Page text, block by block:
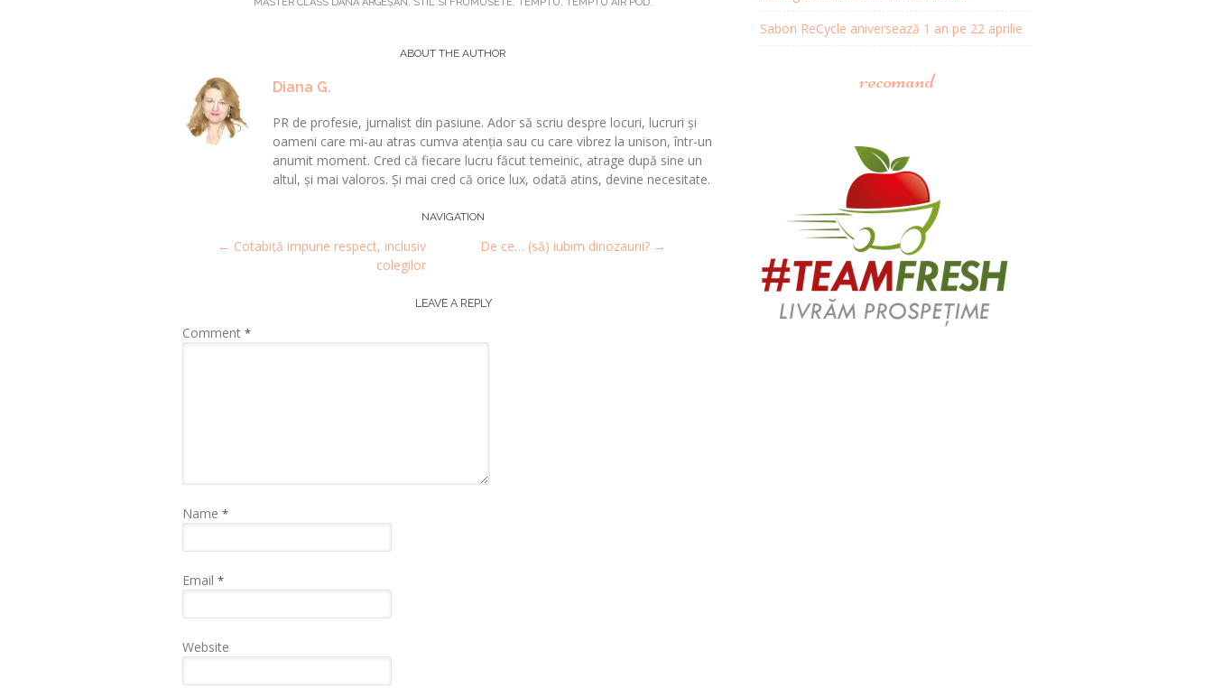
MASTER CLASS DANA ARGEȘAN , STIL SI FRUMUSETE, TEMPTU, TEMPTU AIR POD.
ABOUT THE AUTHOR
Diana G.
PR de profesie, jurnalist din pasiune. Ador să scriu despre locuri, lucruri și
oameni care mi-au atras cumva atenția sau cu care vibrez la unison, într-un
anumit moment. Cred că fiecare lucru făcut temeinic, atrage după sine un
altul, și mai valoros. Și mai cred că orice lux, odată atins, devine necesitate.
navigation
NAVIGATION
← Cotabiță impune respect, inclusiv
colegilor
De ce… (să) iubim dinozaurii? →
LEAVE A REPLY
Comment *
Name *
Email *
Website
Sabon ReCycle aniversează 1 an pe 22 aprilie
recomand